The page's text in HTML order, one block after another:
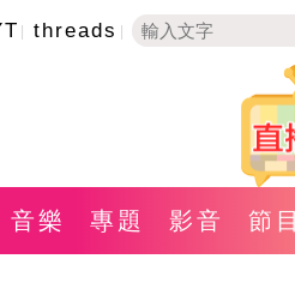
threads
音樂 專題 影音 節目